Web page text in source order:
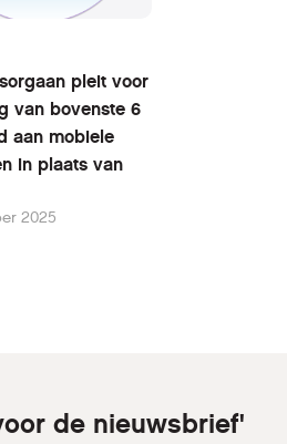
pleit voor
van bovenste 6
aan mobiele
in plaats van
2025
de nieuwsbrief'